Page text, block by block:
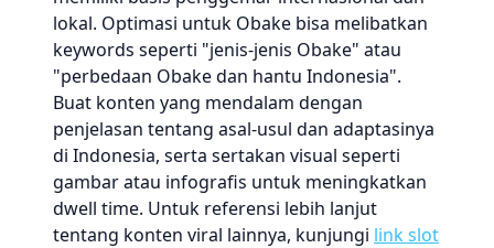
lokal. Optimasi untuk Obake bisa melibatkan
keywords seperti "jenis-jenis Obake" atau
"perbedaan Obake dan hantu Indonesia".
Buat konten yang mendalam dengan
penjelasan tentang asal-usul dan adaptasinya
di Indonesia, serta sertakan visual seperti
gambar atau infografis untuk meningkatkan
dwell time. Untuk referensi lebih lanjut
tentang konten viral lainnya, kunjungi link slot